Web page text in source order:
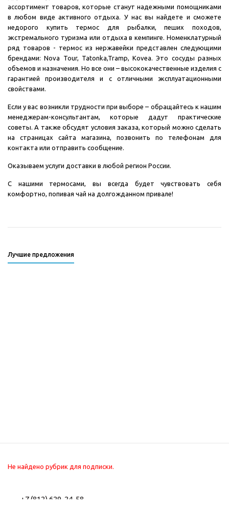
ассортимент товаров, которые станут надежными помощниками
в любом виде активного отдыха. У нас вы найдете и сможете
недорого купить термос для рыбалки, пеших походов,
экстремального туризма или отдыха в кемпинге. Номенклатурный
ряд товаров - термос из нержавейки представлен следующими
брендами: Nova Tour, Tatonka,Tramp, Kovea. Это сосуды разных
объемов и назначения. Но все они – высококачественные изделия с
гарантией производителя и с отличными эксплуатационными
свойствами.
Если у вас возникли трудности при выборе – обращайтесь к нашим
менеджерам-консультантам, которые дадут практические
советы. А также обсудят условия заказа, который можно сделать
на страницах сайта магазина, позвонить по телефонам для
контакта или отправить сообщение.
Оказываем услуги доставки в любой регион России.
С нашими термосами, вы всегда будет чувствовать себя
комфортно, попивая чай на долгожданном привале!
Лучшие предложения
Не найдено рубрик для подписки.
+7 (812) 629-24-58